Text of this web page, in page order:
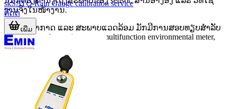
ງານຈິງໃນໜ້າງານ.
ໃນພາກອາກາດ ແລະ ສະພາບແວດລ້ອມ ມັກມີການສອບທຽບສຳລັບ
anemometer, dew point meter, multifunction environmental meter,
ເຄື່ອງວັດ
skSATO Rain Gauge calibration service
ຕິດຕໍ່
ເພີ່ມ